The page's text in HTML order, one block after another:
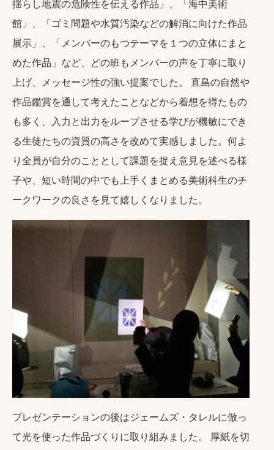
揺らし地震の危険性を伝える作品」、「海中美術
館」、「ゴミ問題や水質汚染などの解消に向けた作品
展示」、「メンバーのもつテーマを１つの立体にまと
めた作品」など、どの班もメンバーの声を丁寧に取り
上げ、メッセージ性の強い提案でした。 直島の自然や
作品鑑賞を通して考えたことなどから着想を得たもの
も多く、入力と出力をループさせる学びが機敏にでき
る生徒たちの資質の高さを改めて実感しました。何よ
り全員が自分のこととして課題を捉え意見を述べる様
子や、短い時間の中でも上手くまとめる美術科生のチ
ークワークの良さを見て嬉しくなりました。
プレゼンテーションの後はジェームズ・タレルに倣っ
て光を使った作品づくりに取り組みました。 厚紙を切